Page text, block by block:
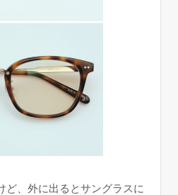
ど、外に出るとサングラスに